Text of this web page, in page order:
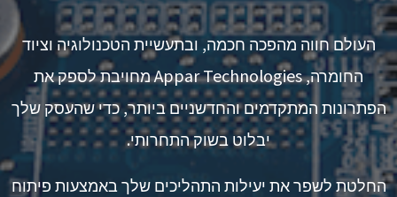
העולם חווה מהפכה חכמה, ובתעשיית הטכנולוגיה וציוד
החומרה, Appar Technologies מחויבת לספק את
הפתרונות המתקדמים והחדשניים ביותר, כדי שהעסק שלך
יבלוט בשוק התחרותי.
החלטת לשפר את יעילות התהליכים שלך באמצעות פיתוח